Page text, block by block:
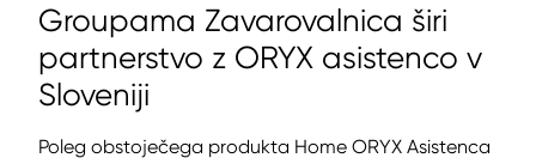
Groupama Zavarovalnica širi
partnerstvo z ORYX asistenco v
Sloveniji
Poleg obstoječega produkta Home ORYX Asistenca